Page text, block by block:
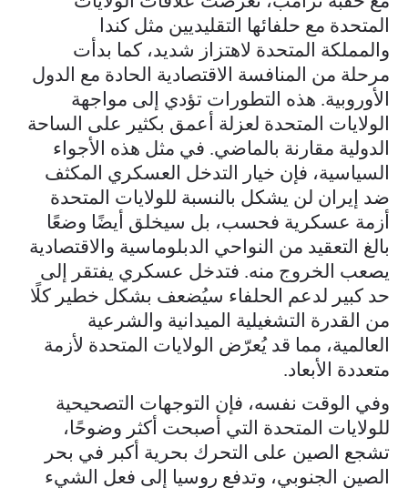
المتحدة مع حلفائها التقليديين مثل كندا
والمملكة المتحدة لاهتزاز شديد، كما بدأت
مرحلة من المنافسة الاقتصادية الحادة مع الدول
الأوروبية. هذه التطورات تؤدي إلى مواجهة
الولايات المتحدة لعزلة أعمق بكثير على الساحة
الدولية مقارنة بالماضي. في مثل هذه الأجواء
السياسية، فإن خيار التدخل العسكري المكثف
ضد إيران لن يشكل بالنسبة للولايات المتحدة
أزمة عسكرية فحسب، بل سيخلق أيضًا وضعًا
بالغ التعقيد من النواحي الدبلوماسية والاقتصادية
يصعب الخروج منه. فتدخل عسكري يفتقر إلى
حد كبير لدعم الحلفاء سيُضعف بشكل خطير كلًا
من القدرة التشغيلية الميدانية والشرعية
العالمية، مما قد يُعرّض الولايات المتحدة لأزمة
متعددة الأبعاد.
وفي الوقت نفسه، فإن التوجهات التصحيحية
للولايات المتحدة التي أصبحت أكثر وضوحًا،
تشجع الصين على التحرك بحرية أكبر في بحر
الصين الجنوبي، وتدفع روسيا إلى فعل الشيء